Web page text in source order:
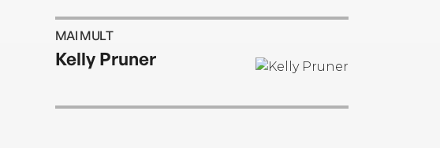
MAI MULT
Kelly Pruner